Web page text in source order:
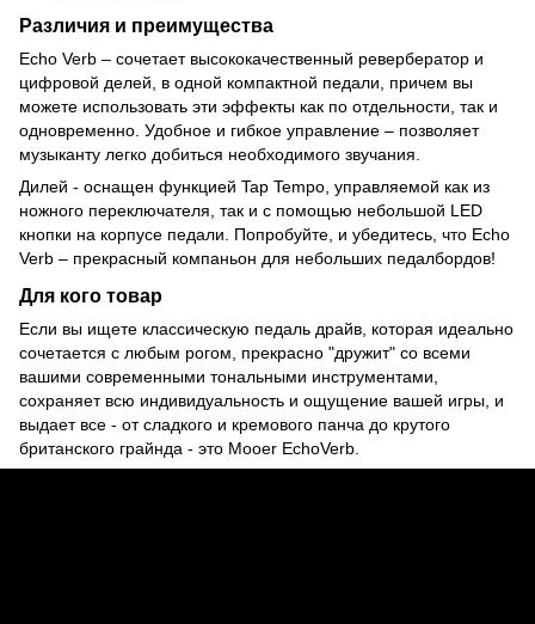
Различия и преимущества
Echo Verb – сочетает высококачественный ревербератор и
цифровой делей, в одной компактной педали, причем вы
можете использовать эти эффекты как по отдельности, так и
одновременно. Удобное и гибкое управление – позволяет
музыканту легко добиться необходимого звучания.
Дилей - оснащен функцией Tap Tempo, управляемой как из
ножного переключателя, так и с помощью небольшой LED
кнопки на корпусе педали. Попробуйте, и убедитесь, что Echo
Verb – прекрасный компаньон для небольших педалбордов!
Для кого товар
Если вы ищете классическую педаль драйв, которая идеально
сочетается с любым рогом, прекрасно "дружит" со всеми
вашими современными тональными инструментами,
сохраняет всю индивидуальность и ощущение вашей игры, и
выдает все - от сладкого и кремового панча до крутого
британского грайнда - это Mooer EchoVerb.